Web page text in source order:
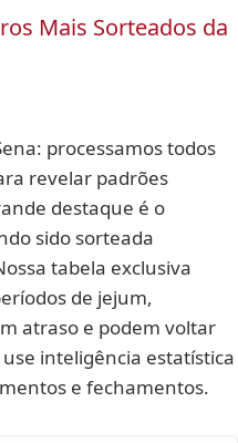
Mais Sorteados da
processamos todos
revelar padrões
destaque é o
sido sorteada
tabela exclusiva
de jejum,
atraso e podem voltar
inteligência estatística
e fechamentos.